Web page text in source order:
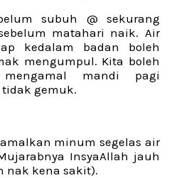
subuh @ sekurang
matahari naik. Air
kedalam badan boleh
mengumpul. Kita boleh
mandi pagi
gemuk.
minum segelas air
InsyaAllah jauh
nak kena sakit).